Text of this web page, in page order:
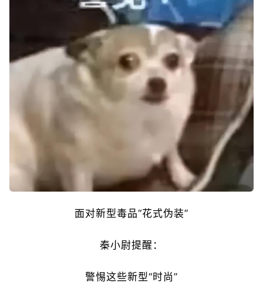
面对新型毒品“花式伪装”
秦小尉提醒：
警惕这些新型“时尚”